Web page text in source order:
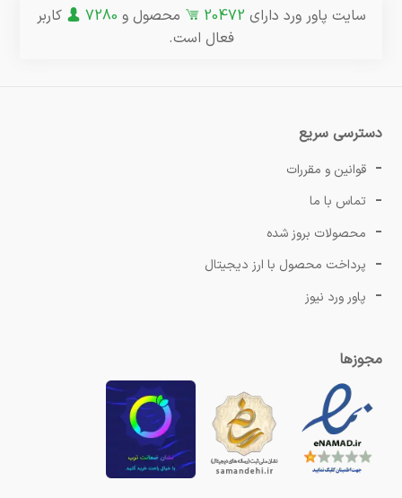
سایت پاور ورد دارای 20472 محصول و 7280
کاربر
فعال است.
دسترسی سریع
قوانین و مقررات
تماس با ما
محصولات بروز شده
پرداخت محصول با ارز دیجیتال
پاور ورد نیوز
مجوزها